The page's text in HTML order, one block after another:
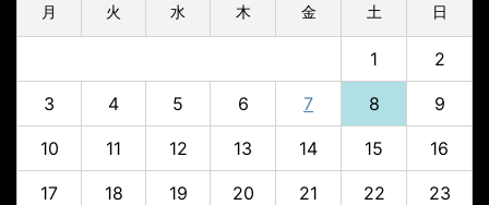
月 火 水 木 金 土 日
1 2
3 4 5 6 7 8 9
10 11 12 13 14 15 16
17 18 19 20 21 22 23